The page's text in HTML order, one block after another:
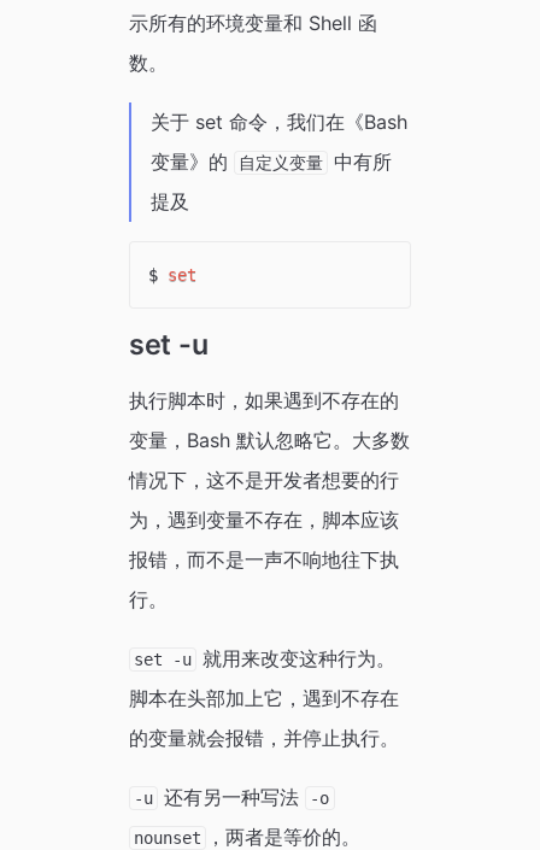
示所有的环境变量和 Shell 函
数。
关于 set 命令，我们在《Bash
变量》的
自定义变量
中有所
提及
$ set
set -u
执行脚本时，如果遇到不存在的
变量，Bash 默认忽略它。大多数
情况下，这不是开发者想要的行
为，遇到变量不存在，脚本应该
报错，而不是一声不响地往下执
行。
set -u 就用来改变这种行为。
脚本在头部加上它，遇到不存在
的变量就会报错，并停止执行。
-u 还有另一种写法 -o
nounset ，两者是等价的。